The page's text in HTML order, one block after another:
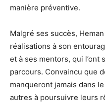
manière préventive.
Malgré ses succès,
réalisations à son
et à ses mentors, qui l’ont
parcours. Convaincu que
manqueront jamais dans
autres à poursuivre leurs